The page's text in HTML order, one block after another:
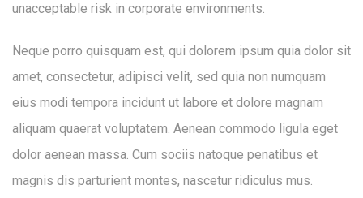
unacceptable risk in corporate environments.
Neque porro quisquam est, qui dolorem ipsum quia dolor sit
amet, consectetur, adipisci velit, sed quia non numquam
eius modi tempora incidunt ut labore et dolore magnam
aliquam quaerat voluptatem. Aenean commodo ligula eget
dolor aenean massa. Cum sociis natoque penatibus et
magnis dis parturient montes, nascetur ridiculus mus.